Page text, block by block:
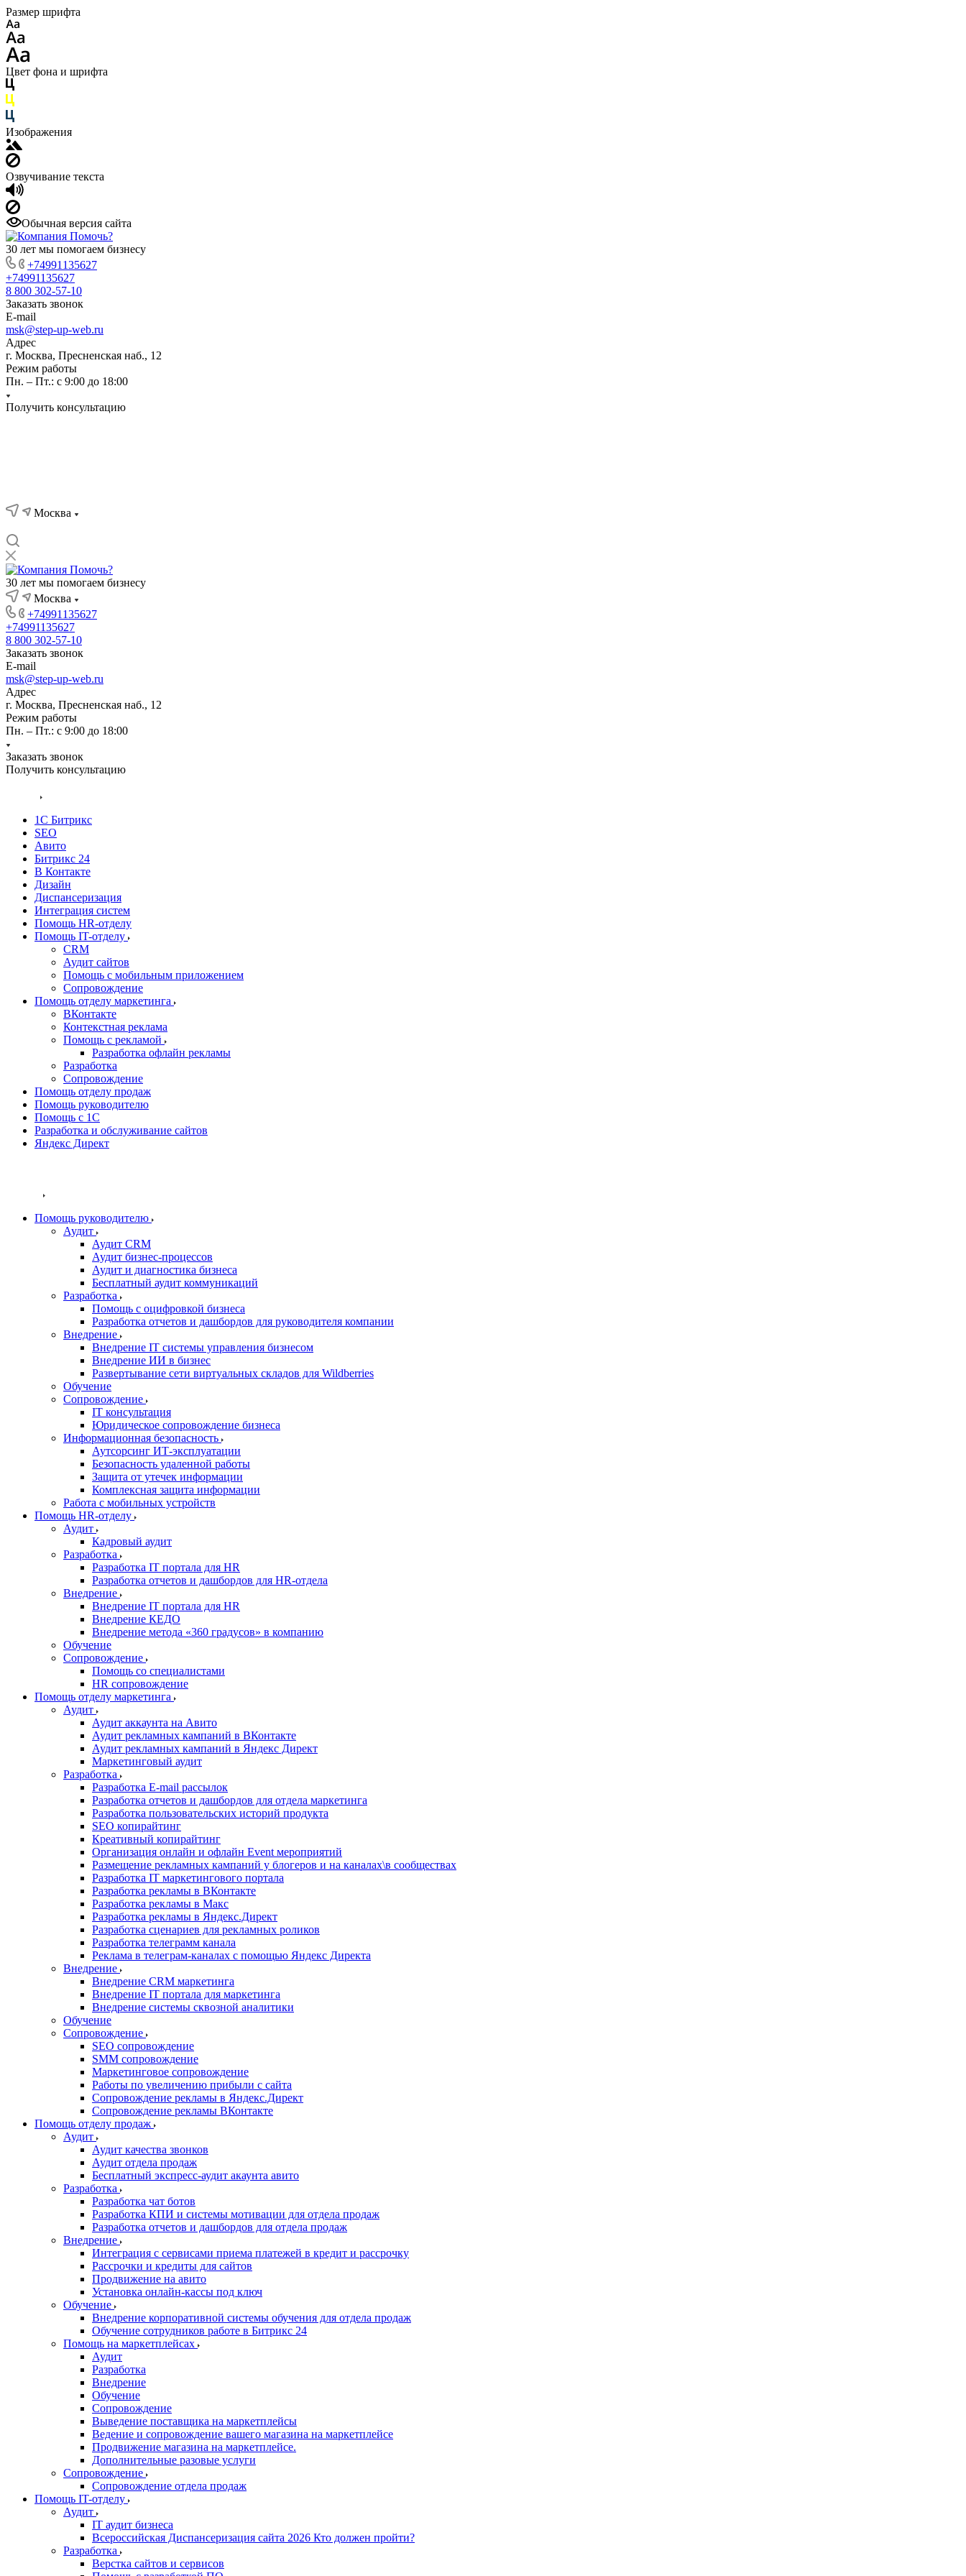
Размер шрифта
Цвет фона и шрифта
Изображения
Озвучивание текста
Обычная версия сайта
30 лет мы помогаем бизнесу
+74991135627
+74991135627
8 800 302-57-10
Заказать звонок
E-mail
msk@step-up-web.ru
Адрес
г. Москва, Пресненская наб., 12
Режим работы
Пн. – Пт.: с 9:00 до 18:00
Получить консультацию
Москва
30 лет мы помогаем бизнесу
Москва
+74991135627
+74991135627
8 800 302-57-10
Заказать звонок
E-mail
msk@step-up-web.ru
Адрес
г. Москва, Пресненская наб., 12
Режим работы
Пн. – Пт.: с 9:00 до 18:00
Заказать звонок
Получить консультацию
1С Битрикс
SEO
Авито
Битрикс 24
В Контакте
Дизайн
Диспансеризация
Интеграция систем
Помощь HR-отделу
Помощь IT-отделу
CRM
Аудит сайтов
Помощь с мобильным приложением
Сопровождение
Помощь отделу маркетинга
ВКонтакте
Контекстная реклама
Помощь с рекламой
Разработка офлайн рекламы
Разработка
Сопровождение
Помощь отделу продаж
Помощь руководителю
Помощь с 1С
Разработка и обслуживание сайтов
Яндекс Директ
Помощь руководителю
Аудит
Аудит CRM
Аудит бизнес-процессов
Аудит и диагностика бизнеса
Бесплатный аудит коммуникаций
Разработка
Помощь с оцифровкой бизнеса
Разработка отчетов и дашбордов для руководителя компании
Внедрение
Внедрение IT системы управления бизнесом
Внедрение ИИ в бизнес
Развертывание сети виртуальных складов для Wildberries
Обучение
Сопровождение
IT консультация
Юридическое сопровождение бизнеса
Информационная безопасность
Аутсорсинг ИТ-эксплуатации
Безопасность удаленной работы
Защита от утечек информации
Комплексная защита информации
Работа с мобильных устройств
Помощь HR-отделу
Аудит
Кадровый аудит
Разработка
Разработка IT портала для HR
Разработка отчетов и дашбордов для HR-отдела
Внедрение
Внедрение IT портала для HR
Внедрение КЕДО
Внедрение метода «360 градусов» в компанию
Обучение
Сопровождение
Помощь со специалистами
HR сопровождение
Помощь отделу маркетинга
Аудит
Аудит аккаунта на Авито
Аудит рекламных кампаний в ВКонтакте
Аудит рекламных кампаний в Яндекс Директ
Маркетинговый аудит
Разработка
Разработка E-mail рассылок
Разработка отчетов и дашбордов для отдела маркетинга
Разработка пользовательских историй продукта
SEO копирайтинг
Креативный копирайтинг
Организация онлайн и офлайн Event мероприятий
Размещение рекламных кампаний у блогеров и на каналах\в сообществах
Разработка IT маркетингового портала
Разработка рекламы в ВКонтакте
Разработка рекламы в Макс
Разработка рекламы в Яндекс.Директ
Разработка сценариев для рекламных роликов
Разработка телеграмм канала
Реклама в телеграм-каналах с помощью Яндекс Директа
Внедрение
Внедрение CRM маркетинга
Внедрение IT портала для маркетинга
Внедрение системы сквозной аналитики
Обучение
Сопровождение
SEO сопровождение
SMM сопровождение
Маркетинговое сопровождение
Работы по увеличению прибыли с сайта
Сопровождение рекламы в Яндекс.Директ
Сопровождение рекламы ВКонтакте
Помощь отделу продаж
Аудит
Аудит качества звонков
Аудит отдела продаж
Бесплатный экспресс-аудит акаунта авито
Разработка
Разработка чат ботов
Разработка КПИ и системы мотивации для отдела продаж
Разработка отчетов и дашбордов для отдела продаж
Внедрение
Интеграция с сервисами приема платежей в кредит и рассрочку
Рассрочки и кредиты для сайтов
Продвижение на авито
Установка онлайн-кассы под ключ
Обучение
Внедрение корпоративной системы обучения для отдела продаж
Обучение сотрудников работе в Битрикс 24
Помощь на маркетплейсах
Аудит
Разработка
Внедрение
Обучение
Сопровождение
Выведение поставщика на маркетплейсы
Ведение и сопровождение вашего магазина на маркетплейсе
Продвижение магазина на маркетплейсе.
Дополнительные разовые услуги
Сопровождение
Сопровождение отдела продаж
Помощь IT-отделу
Аудит
IT аудит бизнеса
Всероссийская Диспансеризация сайта 2026 Кто должен пройти?
Разработка
Верстка сайтов и сервисов